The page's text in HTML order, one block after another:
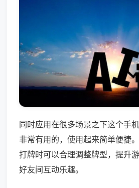
同时应用在很多场景之下这个手
非常有用的，使用起来简单便捷
打牌时可以合理调整牌型，提升
好友间互动乐趣。